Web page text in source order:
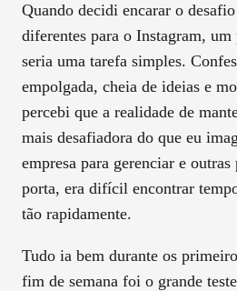
Quando decidi encarar o
diferentes para o Instagram,
seria uma tarefa simples.
empolgada, cheia de ideias e
percebi que a realidade de
mais desafiadora do que eu
empresa para gerenciar e
porta, era difícil encontrar
tão rapidamente.
Tudo ia bem durante os
fim de semana foi o grande